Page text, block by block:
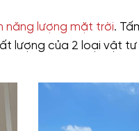
năng lượng mặt trời.
lượng của 2 loại vật